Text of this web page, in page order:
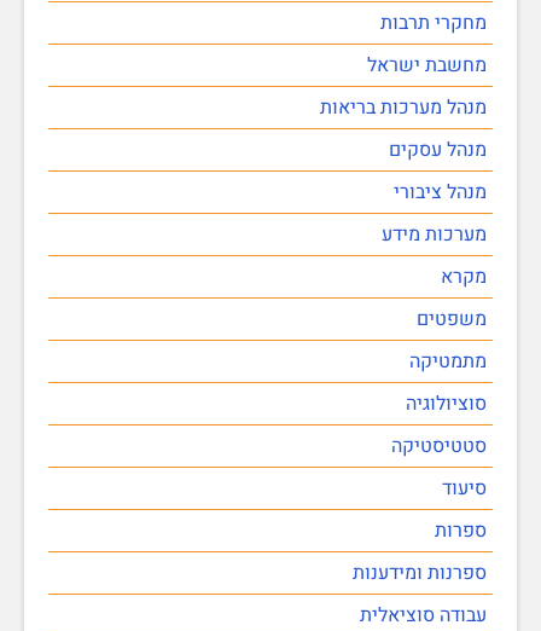
מחקרי תרבות
מחשבת ישראל
מנהל מערכות בריאות
מנהל עסקים
מנהל ציבורי
מערכות מידע
מקרא
משפטים
מתמטיקה
סוציולוגיה
סטטיסטיקה
סיעוד
ספרות
ספרנות ומידענות
עבודה סוציאלית